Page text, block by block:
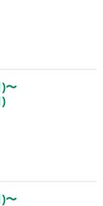
)〜
)
)〜